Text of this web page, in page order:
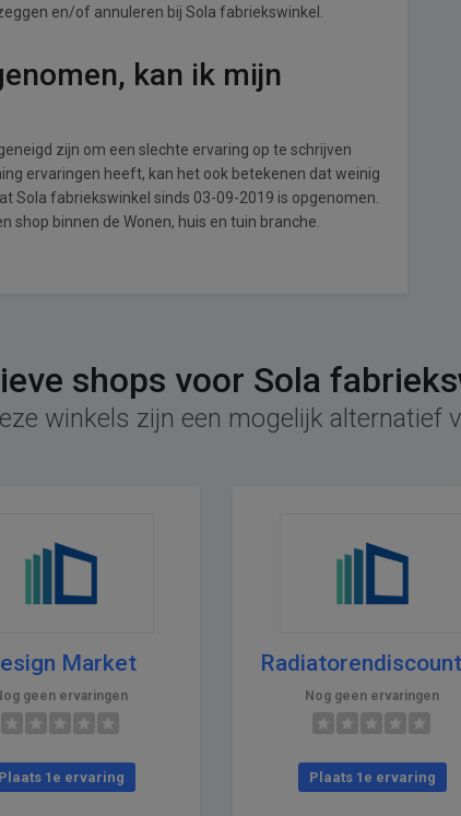
en/of annuleren bij Sola fabriekswinkel.
kan ik mijn
zijn om een slechte ervaring op te schrijven
ervaringen heeft, kan het ook betekenen dat weinig
Sola fabriekswinkel sinds 03-09-2019 is opgenomen.
shop binnen de Wonen, huis en tuin branche.
shops voor Sola
winkels zijn een mogelijk alternatief
Market
geen ervaringen
Plaats 1e ervaring
Nog geen ervaringen
Plaats 1e ervaring